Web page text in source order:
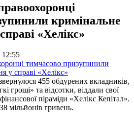
кримінальне
«Хелікс»
12:55
455 обдурених вкладників,
гроші» та відсотки, віддали свої
піраміди «Хелікс Кепітал».
мільйонів гривень.